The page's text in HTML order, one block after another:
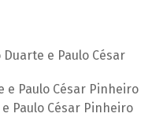
e Paulo César
e Paulo César Pinheiro
Paulo César Pinheiro